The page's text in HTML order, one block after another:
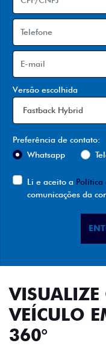
Versão escolhida
Preferência de contato:
Whatsapp
Li e aceito a Política
comunicações da
VISUALIZE
VEÍCULO
360°